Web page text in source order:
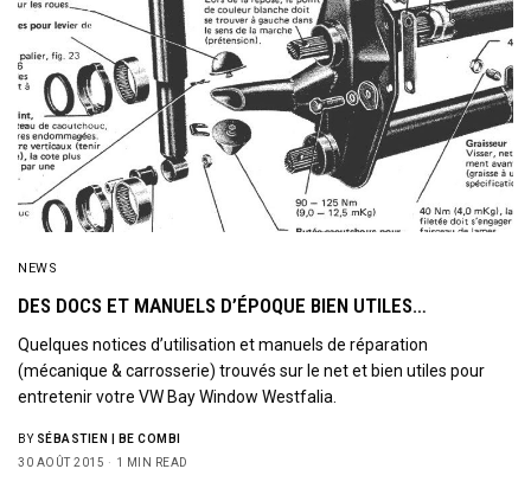
NEWS
DES DOCS ET MANUELS D’ÉPOQUE BIEN UTILES…
Quelques notices d’utilisation et manuels de réparation
(mécanique & carrosserie) trouvés sur le net et bien utiles pour
entretenir votre VW Bay Window Westfalia.
BY SÉBASTIEN | BE COMBI
30 AOÛT 2015
1 MIN READ